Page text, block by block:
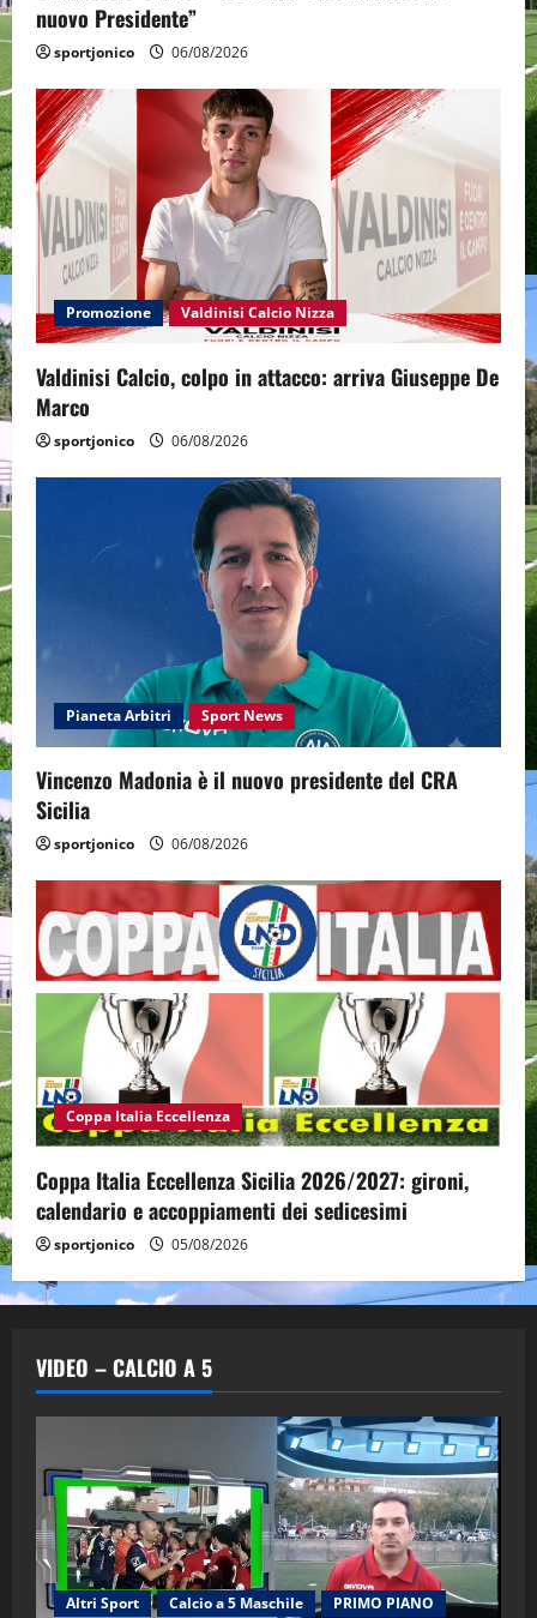
nuovo Presidente”
sportjonico 06/08/2026
Promozione Valdinisi Calcio Nizza
Valdinisi Calcio, colpo in attacco: arriva Giuseppe De
Marco
sportjonico 06/08/2026
Pianeta Arbitri Sport News
Vincenzo Madonia è il nuovo presidente del CRA
Sicilia
sportjonico 06/08/2026
Coppa Italia Eccellenza
Coppa Italia Eccellenza Sicilia 2026/2027: gironi,
calendario e accoppiamenti dei sedicesimi
sportjonico 05/08/2026
VIDEO – CALCIO A 5
Altri Sport Calcio a 5 Maschile PRIMO PIANO